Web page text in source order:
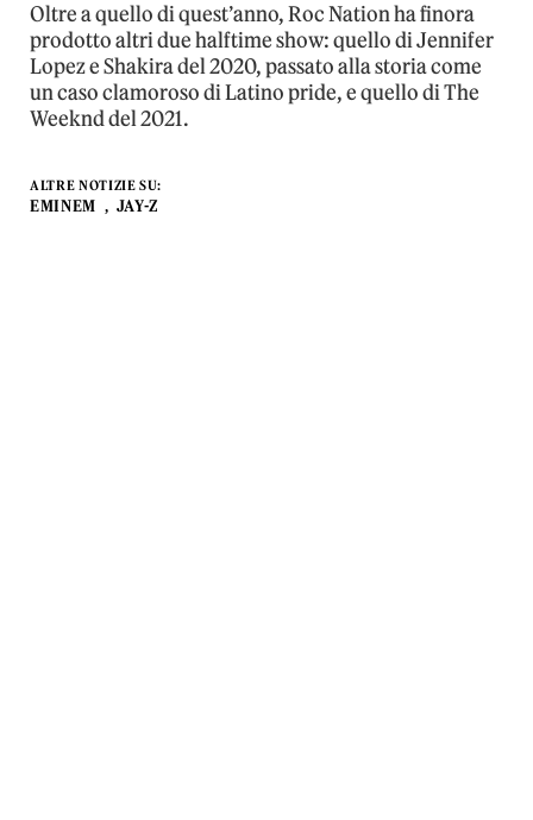
Oltre a quello di quest’anno, Roc Nation ha finora
prodotto altri due halftime show: quello di Jennifer
Lopez e Shakira del 2020, passato alla storia come
un caso clamoroso di Latino pride, e quello di The
Weeknd del 2021.
ALTRE NOTIZIE SU:
EMINEM JAY-Z